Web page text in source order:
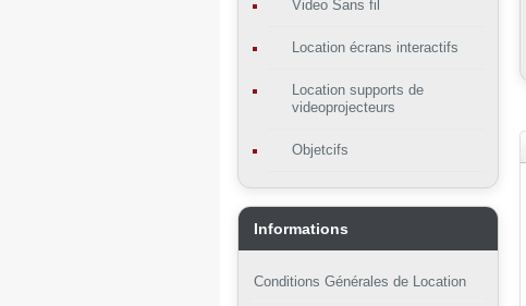
Video Sans fil
Location écrans interactifs
Location supports de
videoprojecteurs
Objetcifs
Informations
Conditions Générales de Location